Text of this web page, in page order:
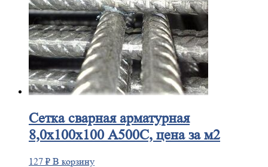
Сеткасварная арматурная
8,0х100х100 А500С, цена за м2
127 ₽ В корзину